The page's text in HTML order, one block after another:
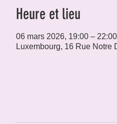
Heure et lieu
06 mars 2026, 19:00 – 22:00
Luxembourg, 16 Rue Notre